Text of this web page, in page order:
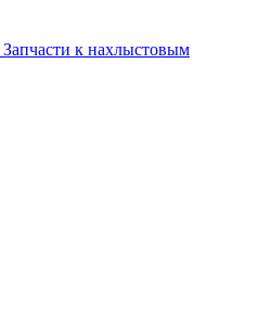
Запчасти к нахлыстовым